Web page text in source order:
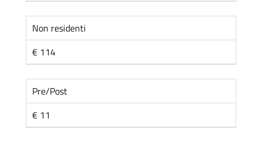
Non residenti
€ 114
Pre/Post
€ 11